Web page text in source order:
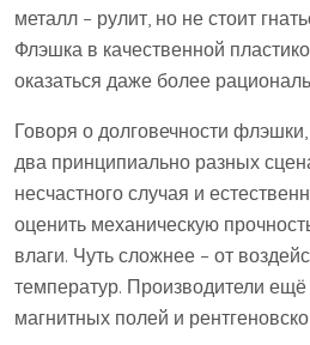
металл – рулит, но не стоит
Флэшка в качественной
оказаться даже более
Говоря о долговечности
два принципиально разных
несчастного случая и
оценить механическую
влаги. Чуть сложнее – от
температур. Производители
магнитных полей и